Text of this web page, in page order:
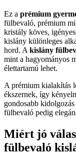
Ez a prémium
fülbevaló, prémium
kristály köves,
kislány különleges
hord. A kislány
mint a hagyományos
élettartamú lehet.
A prémium kialakítás
ékszernek, így
gondosabb
fülbevaló pedig
Miért jó
fülbevaló